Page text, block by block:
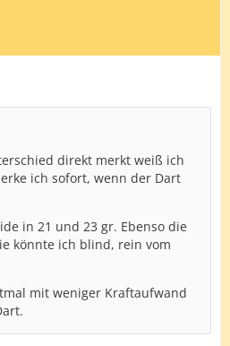
direkt merkt weiß ich
ich sofort, wenn der Dart
in 21 und 23 gr. Ebenso die
könnte ich blind, rein vom
mit weniger Kraftaufwand